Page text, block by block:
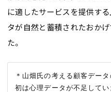
に適したサービスを提供す
タが自然と蓄積されたおかげ
た。
＊山畑氏の考える顧客デー
初は心理データが不足してい